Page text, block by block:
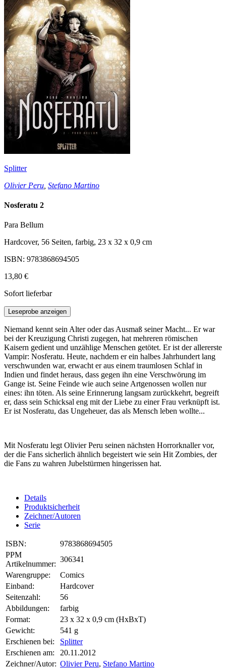
Splitter
Olivier Peru Stefano Martino
Nosferatu 2
Para Bellum
Hardcover, 56 Seiten, farbig, 23 x 32 x 0,9 cm
ISBN: 9783868694505
13,80 €
Sofort lieferbar
Leseprobe anzeigen
Niemand kennt sein Alter oder das Ausmaß seiner Macht... Er war
bei der Kreuzigung Christi zugegen, hat mehreren römischen
Kaisern gedient und unzählige Menschen getötet. Er ist der allererste
Vampir: Nosferatu. Heute, nachdem er ein halbes Jahrhundert lang
verschwunden war, erwacht er aus einem traumlosen Schlaf in
Indien und findet heraus, dass gegen ihn eine Verschwörung im
Gange ist. Seine Feinde wie auch seine Artgenossen wollen nur
eines: ihn töten. Als seine Erinnerung langsam zurückkehrt, begreift
er, dass sein Schicksal eng mit der Liebe zu einer Frau verknüpft ist.
Er ist Nosferatu, das Ungeheuer, das als Mensch leben wollte...
Mit Nosferatu legt Olivier Peru seinen nächsten Horrorknaller vor,
der die Fans sicherlich ähnlich begeistert wie sein Hit Zombies, der
die Fans zu wahren Jubelstürmen hingerissen hat.
Details
Produktsicherheit
Zeichner/Autoren
Serie
ISBN:
9783868694505
PPM
Artikelnummer:
306341
Warengruppe:
Comics
Einband:
Hardcover
Seitenzahl:
56
Abbildungen:
farbig
Format:
23 x 32 x 0,9 cm (HxBxT)
Gewicht:
541 g
Erschienen bei:
Splitter
Erschienen am:
20.11.2012
Zeichner/Autor: Olivier Peru, Stefano Martino